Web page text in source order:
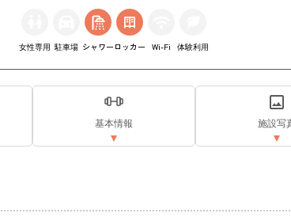
女性専用 駐車場 シャワー ロッカー Wi-Fi 体験利用
基本情報 施設写